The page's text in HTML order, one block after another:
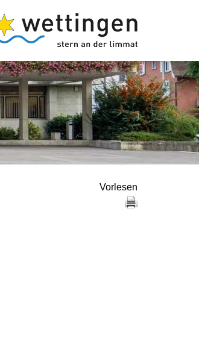
Vorlesen